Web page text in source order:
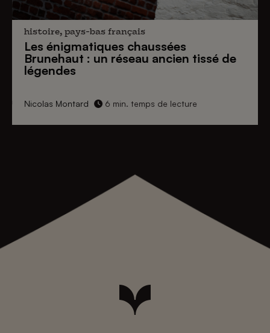
histoire, pays-bas français
Les énigmatiques chaussées
Brunehaut : un réseau ancien tissé de
légendes
Nicolas Montard 6 min. temps de lecture